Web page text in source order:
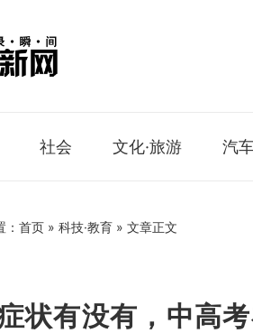
社会 文化·旅游 汽
首页 » 科技·教育 » 文章正文
状有没有，中高